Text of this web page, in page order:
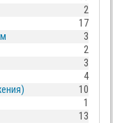
2
17
3
2
3
4
10
1
13